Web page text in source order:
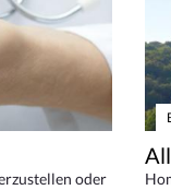
oder